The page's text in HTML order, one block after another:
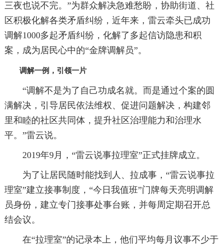
三夜也说不完。”为群众解决急难愁盼，协助街道、社
区积极化解各类矛盾纠纷，近年来，雷云牵头已成功
调解1000多起矛盾纠纷，化解了多起信访隐患和积
案，成为居民心中的“金牌调解员”。
调解一例，引领一片
“调解不是为了自己功成名就。而是通过个案的圆
满解决，引导居民依法维权、促进问题解决，构建邻
里和睦的社区共同体，提升社区治理能力和治理水
平。”雷云说。
2019年9月，“雷云说事拉理室”正式挂牌成立。
为了让居民随时能找到人、拉成事，“雷云说事拉
理室”建立接事制度，“今日我值班”门牌每天亮明调解
员身份，建立专门接事处事台账，并每周定期召开总
结会议。
在“拉理室”的记录本上，他们平均每月议事不少于